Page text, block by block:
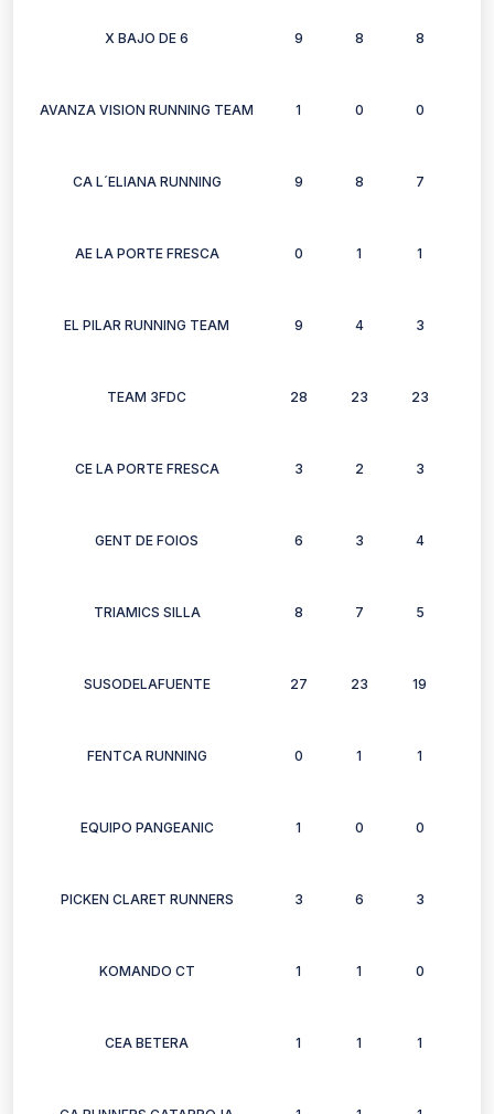
X BAJO DE 6 9 8 8
AVANZA VISION RUNNING TEAM 1 0 0
CA L´ELIANA RUNNING 9 8 7
AE LA PORTE FRESCA 0 1 1
EL PILAR RUNNING TEAM 9 4 3
TEAM 3FDC 28 23 23
CE LA PORTE FRESCA 3 2 3
GENT DE FOIOS 6 3 4
TRIAMICS SILLA 8 7 5
SUSODELAFUENTE 27 23 19
FENTCA RUNNING 0 1 1
EQUIPO PANGEANIC 1 0 0
PICKEN CLARET RUNNERS 3 6 3
KOMANDO CT 1 1 0
CEA BETERA 1 1 1